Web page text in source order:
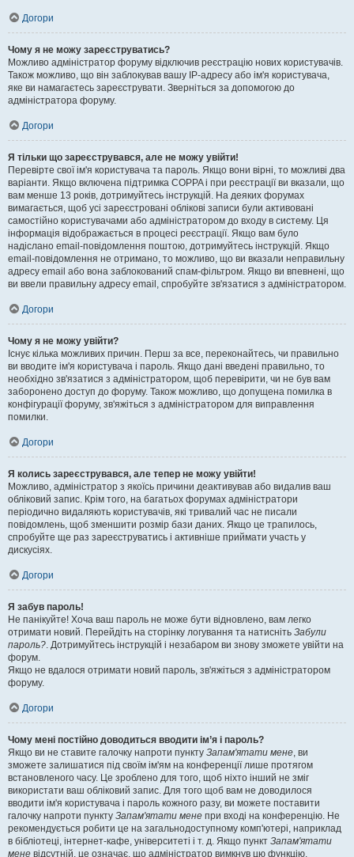
Догори
Чому я не можу зареєструватись?
Можливо адміністратор форуму відключив реєстрацію нових користувачів.
Також можливо, що він заблокував вашу IP-адресу або ім'я користувача,
яке ви намагаєтесь зареєструвати. Зверніться за допомогою до
адміністратора форуму.
Догори
Я тільки що зареєструвався, але не можу увійти!
Перевірте свої ім'я користувача та пароль. Якщо вони вірні, то можливі два
варіанти. Якщо включена підтримка COPPA і при реєстрації ви вказали, що
вам менше 13 років, дотримуйтесь інструкцій. На деяких форумах
вимагається, щоб усі зареєстровані облікові записи були активовані
самостійно користувачами або адміністратором до входу в систему. Ця
інформація відображається в процесі реєстрації. Якщо вам було
надіслано email-повідомлення поштою, дотримуйтесь інструкцій. Якщо
email-повідомлення не отримано, то можливо, що ви вказали неправильну
адресу email або вона заблокований спам-фільтром. Якщо ви впевнені, що
ви ввели правильну адресу email, спробуйте зв'язатися з адміністратором.
Догори
Чому я не можу увійти?
Існує кілька можливих причин. Перш за все, переконайтесь, чи правильно
ви вводите ім'я користувача і пароль. Якщо дані введені правильно, то
необхідно зв'язатися з адміністратором, щоб перевірити, чи не був вам
заборонено доступ до форуму. Також можливо, що допущена помилка в
конфігурації форуму, зв'яжіться з адміністратором для виправлення
помилки.
Догори
Я колись зареєструвався, але тепер не можу увійти!
Можливо, адміністратор з якоїсь причини деактивував або видалив ваш
обліковий запис. Крім того, на багатьох форумах адміністратори
періодично видаляють користувачів, які тривалий час не писали
повідомлень, щоб зменшити розмір бази даних. Якщо це трапилось,
спробуйте ще раз зареєструватись і активніше приймати участь у
дискусіях.
Догори
Я забув пароль!
Не панікуйте! Хоча ваш пароль не може бути відновлено, вам легко
отримати новий. Перейдіть на сторінку логування та натисніть Забули
пароль?. Дотримуйтесь інструкцій і незабаром ви знову зможете увійти на
форум.
Якщо не вдалося отримати новий пароль, зв'яжіться з адміністратором
форуму.
Догори
Чому мені постійно доводиться вводити ім’я і пароль?
Якщо ви не ставите галочку напроти пункту Запам'ятати мене, ви
зможете залишатися під своїм ім'ям на конференції лише протягом
встановленого часу. Це зроблено для того, щоб ніхто інший не зміг
використати ваш обліковий запис. Для того щоб вам не доводилося
вводити ім'я користувача і пароль кожного разу, ви можете поставити
галочку напроти пункту Запам'ятати мене при вході на конференцію. Не
рекомендується робити це на загальнодоступному комп'ютері, наприклад
в бібліотеці, інтернет-кафе, університеті і т. д. Якщо пункт Запам'ятати
мене відсутній, це означає, що адміністратор вимкнув цю функцію.